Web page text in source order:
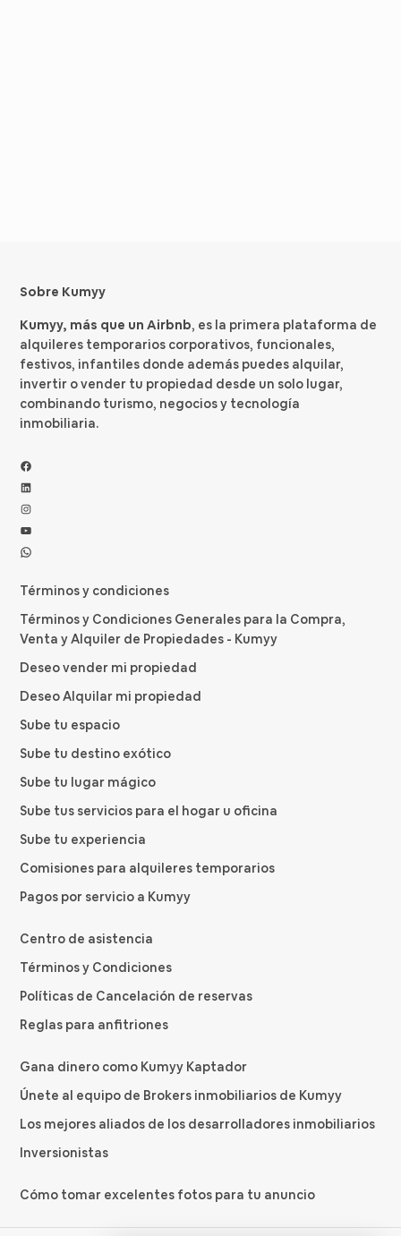
Sobre Kumyy
Kumyy, más que un Airbnb, es la primera plataforma de
alquileres temporarios corporativos, funcionales,
festivos, infantiles donde además puedes alquilar,
invertir o vender tu propiedad desde un solo lugar,
combinando turismo, negocios y tecnología
inmobiliaria.
Facebook
LinkedIn
Instagram
YouTube
WhatsApp
Términos y condiciones
Términos y Condiciones Generales para la Compra,
Venta y Alquiler de Propiedades - Kumyy
Deseo vender mi propiedad
Deseo Alquilar mi propiedad
Sube tu espacio
Sube tu destino exótico
Sube tu lugar mágico
Sube tus servicios para el hogar u oficina
Sube tu experiencia
Comisiones para alquileres temporarios
Pagos por servicio a Kumyy
Centro de asistencia
Términos y Condiciones
Políticas de Cancelación de reservas
Reglas para anfitriones
Gana dinero como Kumyy Kaptador
Únete al equipo de Brokers inmobiliarios de Kumyy
Los mejores aliados de los desarrolladores inmobiliarios
Inversionistas
Cómo tomar excelentes fotos para tu anuncio